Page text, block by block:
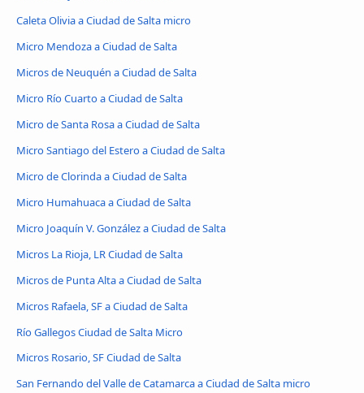
Caleta Olivia a Ciudad de Salta micro
Micro Mendoza a Ciudad de Salta
Micros de Neuquén a Ciudad de Salta
Micro Río Cuarto a Ciudad de Salta
Micro de Santa Rosa a Ciudad de Salta
Micro Santiago del Estero a Ciudad de Salta
Micro de Clorinda a Ciudad de Salta
Micro Humahuaca a Ciudad de Salta
Micro Joaquín V. González a Ciudad de Salta
Micros La Rioja, LR Ciudad de Salta
Micros de Punta Alta a Ciudad de Salta
Micros Rafaela, SF a Ciudad de Salta
Río Gallegos Ciudad de Salta Micro
Micros Rosario, SF Ciudad de Salta
San Fernando del Valle de Catamarca a Ciudad de Salta micro